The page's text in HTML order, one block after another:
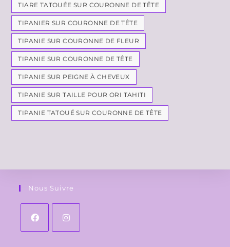
TIARE TATOUÉE SUR COURONNE DE TÊTE
TIPANIER SUR COURONNE DE TÊTE
TIPANIE SUR COURONNE DE FLEUR
TIPANIE SUR COURONNE DE TÊTE
TIPANIE SUR PEIGNE À CHEVEUX
TIPANIE SUR TAILLE POUR ORI TAHITI
TIPANIE TATOUÉ SUR COURONNE DE TÊTE
Nous Suivre